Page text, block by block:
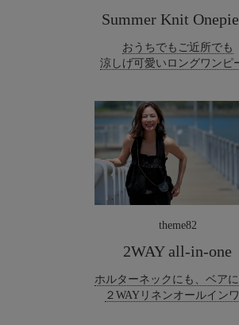
Summer Knit
おうちでもご近所でも
涼しげ可愛いロングワンピ
theme82
2WAY all-in-one
ホルターネックにも、ベアに
２WAYリネンオールイン